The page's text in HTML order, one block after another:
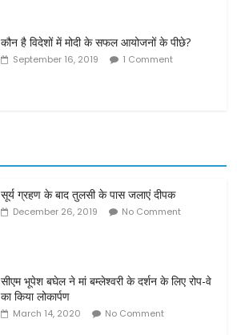
कौन है विदेशों में मोदी के सफल आयोजनों के पीछे?
September 16, 2019 1 Comment
सूर्य ग्रहण के बाद तुलसी के पास जलाएं दीपक
December 26, 2019 No Comment
सीएम भूपेश बघेल ने मां बम्लेश्वरी के दर्शन के लिए रोप-वे
का किया लोकार्पण
March 14, 2020 No Comment